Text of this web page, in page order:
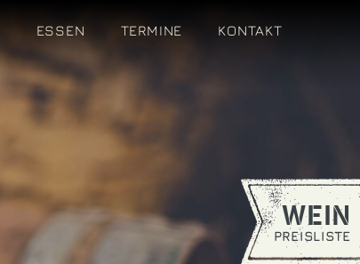
ESSEN TERMINE KONTAKT
WEIN
PREISLISTE